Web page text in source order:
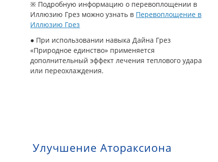
※ Подробную информацию о перевоплощении в
Иллюзию Грез можно узнать в Перевоплощение в
Иллюзию Грез
● При использовании навыка Дайна Грез
«Природное единство» применяется
дополнительный эффект лечения теплового удара
или переохлаждения.
Улучшение Атораксиона